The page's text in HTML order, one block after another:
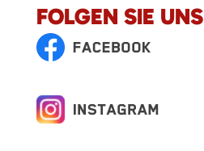
FOLGEN SIE UNS